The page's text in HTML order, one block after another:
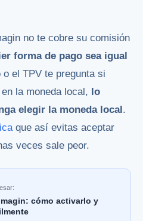
no te cobre su comisión
forma de pago sea igual
el TPV te pregunta si
la moneda local, lo
elegir la moneda local.
que así evitas aceptar
veces sale peor.
cómo activarlo y